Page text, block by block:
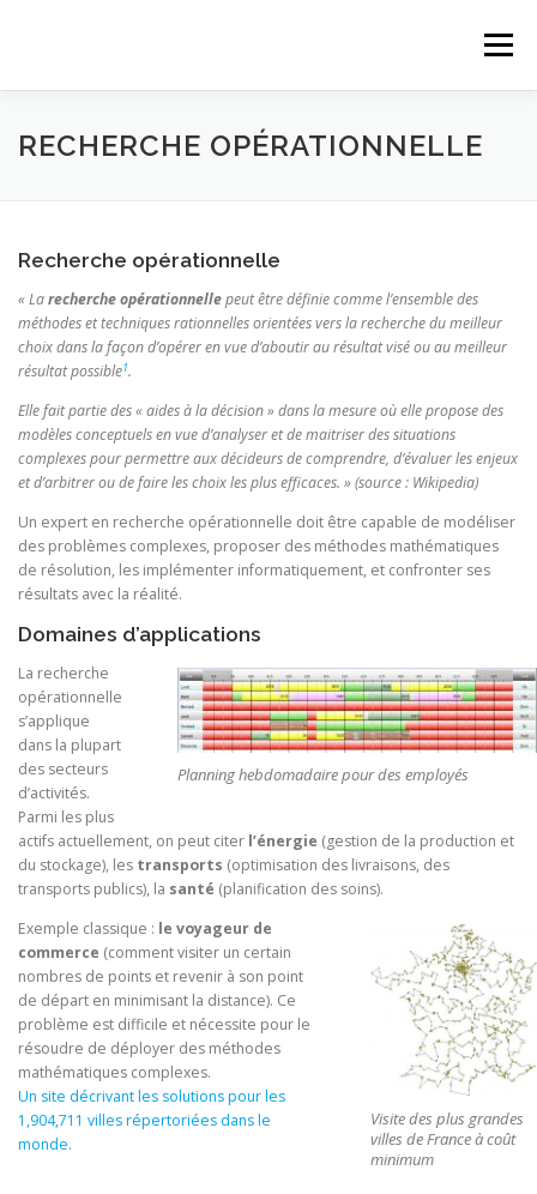
Menu
ACCUEIL FORMATION DÉBOUCHÉS
RECHERCHE OPÉRATIONNELLE
Recherche opérationnelle
« Larecherche opérationnellepeut être définie comme l’ensemble des
méthodes et techniques rationnelles orientées vers la recherche du meilleur
choix dans la façon d’opérer en vue d’aboutir au résultat visé ou au meilleur
résultat possible1.
Elle fait partie des « aides à la décision » dans la mesure où elle propose des
modèles conceptuels en vue d’analyser et de maitriser des situations
complexes pour permettre aux décideurs de comprendre, d’évaluer les enjeux
et d’arbitrer ou de faire les choix les plus efficaces. » (source : Wikipedia)
Un expert en recherche opérationnelle doit être capable de modéliser
des problèmes complexes, proposer des méthodes mathématiques
de résolution, les implémenter informatiquement, et confronter ses
résultats avec la réalité.
Domaines d’applications
Planning hebdomadaire pour des employés
La recherche
opérationnelle
s’applique
dans la plupart
des secteurs
d’activités.
Parmi les plus
actifs actuellement, on peut citer l’énergie (gestion de la production et
du stockage), les transports (optimisation des livraisons, des
transports publics), la santé (planification des soins).
Visite des plus grandes
villes de France à coût
minimum
Exemple classique : le voyageur de
commerce (comment visiter un certain
nombres de points et revenir à son point
de départ en minimisant la distance). Ce
problème est difficile et nécessite pour le
résoudre de déployer des méthodes
mathématiques complexes.
Un site décrivant les solutions pour les
1,904,711 villes répertoriées dans le
monde.